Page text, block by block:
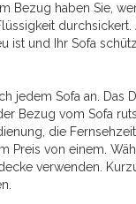
Bezug haben Sie,
durchsickert.
ist und Ihr Sofa
jedem Sofa an. Das
Bezug vom Sofa
die
Preis von einem.
verwenden.